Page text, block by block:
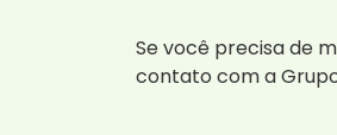
Se você precisa de
contato com a